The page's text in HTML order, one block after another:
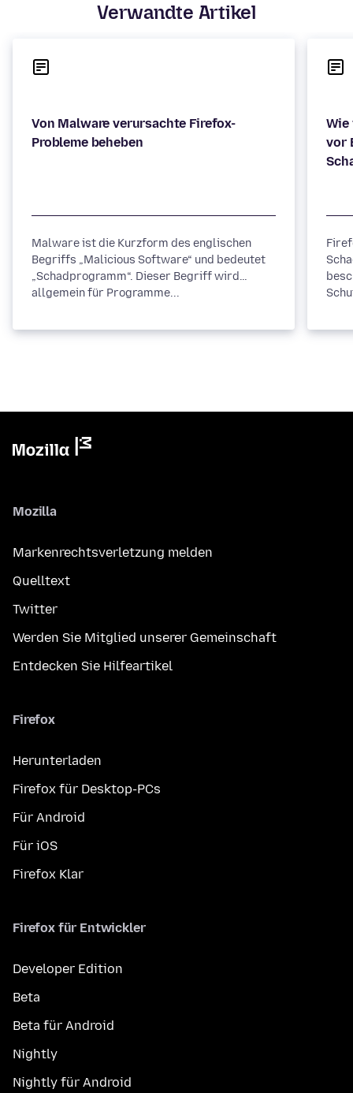
Verwandte Artikel
Von Malware verursachte Firefox-
Malware ist die Kurzform des englischen
Begriffs „Malicious Software“ und bedeutet
„Schadprogramm“. Dieser Begriff wird
allgemein für Programme...
vor
Mozilla
Markenrechtsverletzung melden
Quelltext
Twitter
Werden Sie Mitglied unserer Gemeinschaft
Entdecken Sie Hilfeartikel
Firefox
Herunterladen
Firefox für Desktop-PCs
Für Android
Für iOS
Firefox Klar
Firefox für Entwickler
Developer Edition
Beta
Beta für Android
Nightly
Nightly für Android